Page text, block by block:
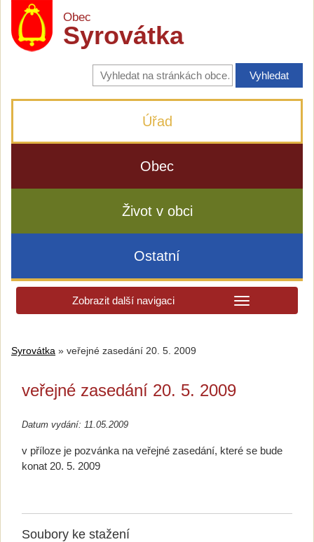
Obec
Syrovátka
Vyhledávání
na
stránkách
Úřad
Obec
Život v obci
Ostatní
Zobrazit další navigaci
Syrovátka » veřejné zasedání 20. 5. 2009
veřejné zasedání 20. 5. 2009
Datum vydání: 11.05.2009
v příloze je pozvánka na veřejné zasedání, které se bude
konat 20. 5. 2009
Soubory ke stažení